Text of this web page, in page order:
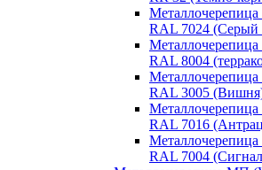
RAL 7024 (Серый
RAL 8004
RAL 3005
RAL 7016
RAL 7004